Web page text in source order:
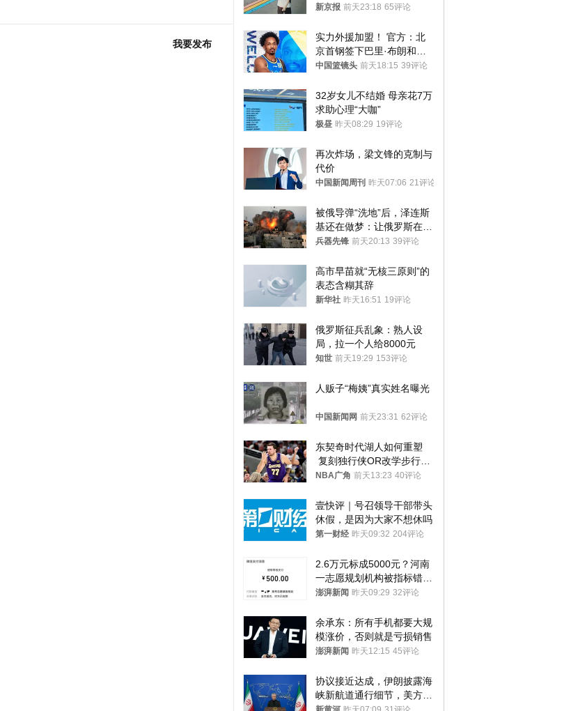
我要发布
想到山里旅行
新京报 前天23:18 65评论
实力外援加盟！ 官方：北
京首钢签下巴里·布朗和桑
普森
中国篮镜头 前天18:15 39评论
32岁女儿不结婚 母亲花7万
求助心理“大咖”
极昼 昨天08:29 19评论
再次炸场，梁文锋的克制与
代价
中国新闻周刊 昨天07:06 21评论
被俄导弹“洗地”后，泽连斯
基还在做梦：让俄罗斯在冬
季前求和？
兵器先锋 前天20:13 39评论
高市早苗就“无核三原则”的
表态含糊其辞
新华社 昨天16:51 19评论
俄罗斯征兵乱象：熟人设
局，拉一个人给8000元
知世 前天19:29 153评论
人贩子“梅姨”真实姓名曝光
中国新闻网 前天23:31 62评论
东契奇时代湖人如何重塑
复刻独行侠OR改学步行
者？
NBA广角 前天13:23 40评论
壹快评｜号召领导干部带头
休假，是因为大家不想休吗
第一财经 昨天09:32 204评论
2.6万元标成5000元？河南
一志愿规划机构被指标错学
费致考生复读
澎湃新闻 昨天09:29 32评论
余承东：所有手机都要大规
模涨价，否则就是亏损销售
澎湃新闻 昨天12:15 45评论
协议接近达成，伊朗披露海
峡新航道通行细节，美方再